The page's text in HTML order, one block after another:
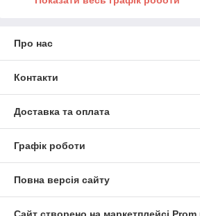
Про нас
Контакти
Доставка та оплата
Графік роботи
Повна версія сайту